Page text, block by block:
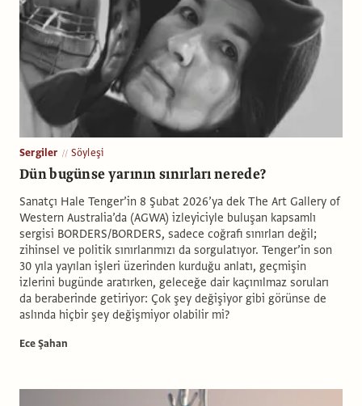
Sergiler Söyleşi
Dün bugünse yarının sınırları nerede?
Sanatçı Hale Tenger’in 8 Şubat 2026’ya dek The Art Gallery of
Western Australia’da (AGWA) izleyiciyle buluşan kapsamlı
sergisi BORDERS/BORDERS, sadece coğrafi sınırları değil;
zihinsel ve politik sınırlarımızı da sorgulatıyor. Tenger’in son
30 yıla yayılan işleri üzerinden kurduğu anlatı, geçmişin
izlerini bugünde aratırken, geleceğe dair kaçınılmaz soruları
da beraberinde getiriyor: Çok şey değişiyor gibi görünse de
aslında hiçbir şey değişmiyor olabilir mi?
Ece Şahan